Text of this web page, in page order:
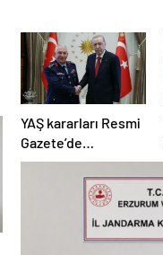
YAŞ kararları Resmi
Gazete’de
yayımlandı: Yeni
Hava Kuvvetleri
Orgeneral Rafet